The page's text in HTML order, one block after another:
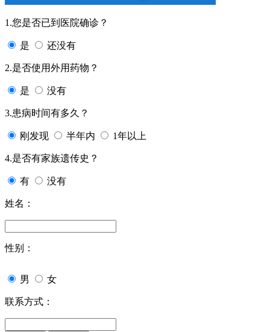
1.您是否已到医院确诊？
是 还没有
2.是否使用外用药物？
是 没有
3.患病时间有多久？
刚发现 半年内 1年以上
4.是否有家族遗传史？
有 没有
姓名：
性别：
男 女
联系方式：